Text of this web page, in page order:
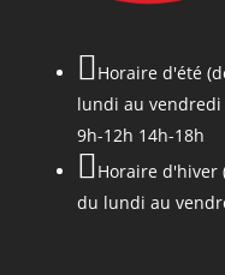
Horaire d'été
lundi au vendredi
9h-12h 14h-18h
Horaire d'hiver
du lundi au